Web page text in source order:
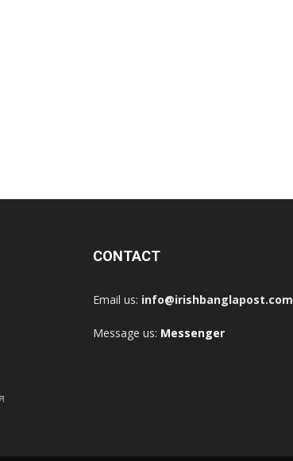
CONTACT
Email us: info@irishbanglapost.com
Message us: Messenger